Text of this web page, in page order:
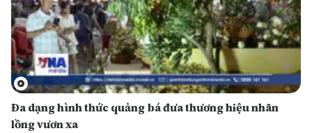
Đa dạng hình thức quảng bá đưa thương hiệu nhãn
lồng vươn xa